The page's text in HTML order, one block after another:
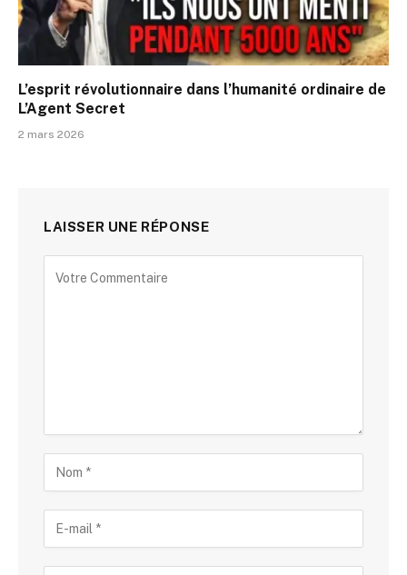
L’esprit révolutionnaire dans l’humanité ordinaire de
L’Agent Secret
2 mars 2026
LAISSER UNE RÉPONSE